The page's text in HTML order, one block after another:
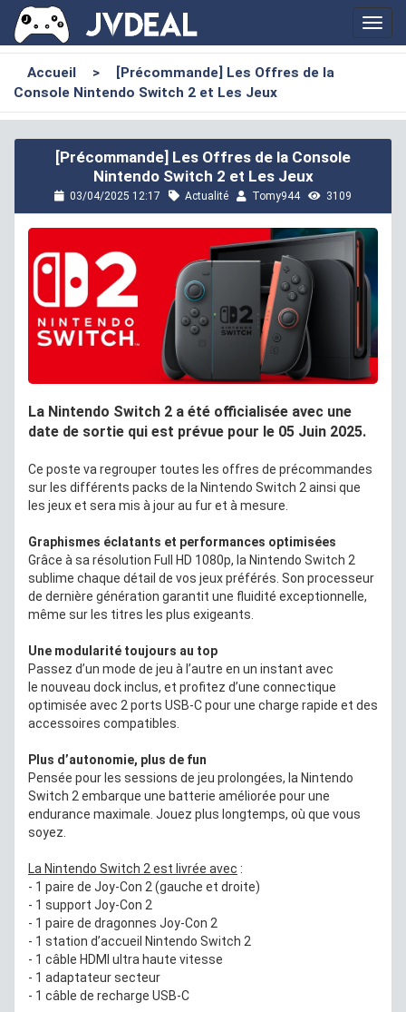
Accueil >
[Précommande] Les Offres de la
Console Nintendo Switch 2 et Les Jeux
[Précommande] Les Offres de la Console
Nintendo Switch 2 et Les Jeux
03/04/2025 12:17 Actualité Tomy944 3109
La Nintendo Switch 2 a été officialisée avec une
date de sortie qui est prévue pour le 05 Juin 2025.
Ce poste va regrouper toutes les offres de précommandes
sur les différents packs de la Nintendo Switch 2 ainsi que
les jeux et sera mis à jour au fur et à mesure.
Graphismes éclatants et performances optimisées
Grâce à sa résolution Full HD 1080p, la Nintendo Switch 2
sublime chaque détail de vos jeux préférés. Son processeur
de dernière génération garantit une fluidité exceptionnelle,
même sur les titres les plus exigeants.
Une modularité toujours au top
Passez d’un mode de jeu à l’autre en un instant avec
le nouveau dock inclus, et profitez d’une connectique
optimisée avec 2 ports USB-C pour une charge rapide et des
accessoires compatibles.
Plus d’autonomie, plus de fun
Pensée pour les sessions de jeu prolongées, la Nintendo
Switch 2 embarque une batterie améliorée pour une
endurance maximale. Jouez plus longtemps, où que vous
soyez.
La Nintendo Switch 2 est livrée avec :
- 1 paire de Joy-Con 2 (gauche et droite)
- 1 support Joy-Con 2
- 1 paire de dragonnes Joy-Con 2
- 1 station d’accueil Nintendo Switch 2
- 1 câble HDMI ultra haute vitesse
- 1 adaptateur secteur
- 1 câble de recharge USB-C